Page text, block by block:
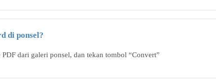
di ponsel?
dari galeri ponsel, dan tekan tombol “Convert”